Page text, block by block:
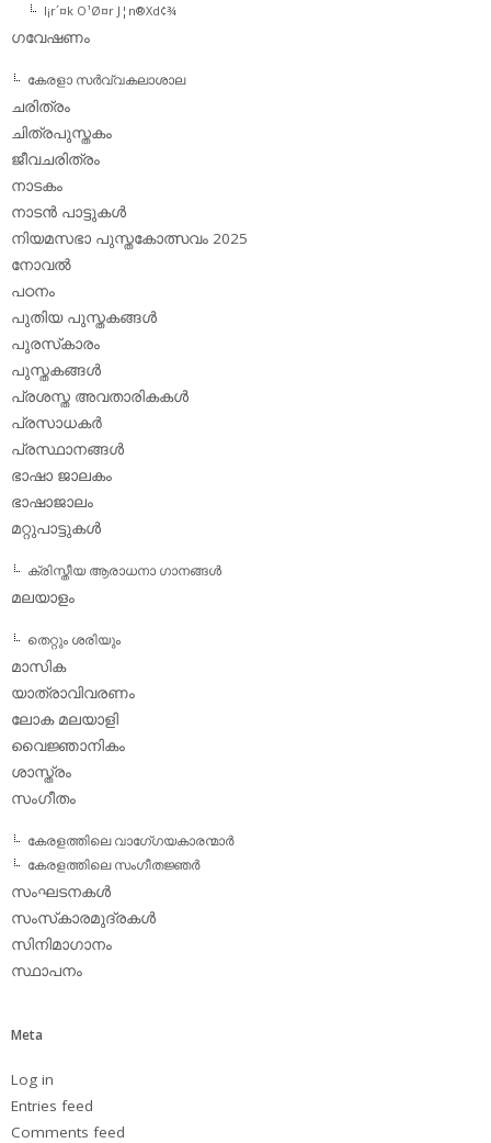
l¡r´¤k O¹Ø¤r J¦n®Xd¢¾
ഗവേഷണം
കേരളാ സര്‍വ്വകലാശാല
ചരിത്രം
ചിത്രപുസ്തകം
ജീവചരിത്രം
നാടകം
നാടന്‍ പാട്ടുകള്‍
നിയമസഭാ പുസ്തകോത്സവം 2025
നോവല്‍
പഠനം
പുതിയ പുസ്തകങ്ങള്‍
പുരസ്‌കാരം
പുസ്തകങ്ങള്‍
പ്രശസ്ത അവതാരികകള്‍
പ്രസാധകര്‍
പ്രസ്ഥാനങ്ങള്‍
ഭാഷാ ജാലകം
ഭാഷാജാലം
മറ്റുപാട്ടുകള്‍
ക്രിസ്തീയ ആരാധനാ ഗാനങ്ങള്‍
മലയാളം
തെറ്റും ശരിയും
മാസിക
യാത്രാവിവരണം
ലോക മലയാളി
വൈജ്ഞാനികം
ശാസ്ത്രം
സംഗീതം
കേരളത്തിലെ വാഗേ്ഗയകാരന്മാര്‍
കേരളത്തിലെ സംഗീതജ്ഞര്‍
സംഘടനകള്‍
സംസ്‌കാരമുദ്രകള്‍
സിനിമാഗാനം
സ്ഥാപനം
Meta
Log in
Entries feed
Comments feed